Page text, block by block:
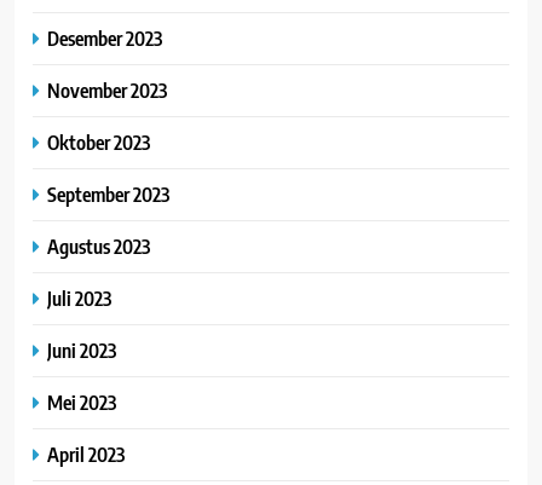
Desember 2023
November 2023
Oktober 2023
September 2023
Agustus 2023
Juli 2023
Juni 2023
Mei 2023
April 2023